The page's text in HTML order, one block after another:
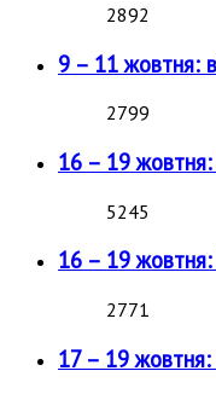
2892
9 – 11 жовтня:
2799
16 – 19 жовтня:
5245
16 – 19
2771
17 – 19 жовтня: